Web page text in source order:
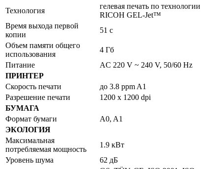
Технология
гелевая печать по технологии
RICOH GEL-Jet™
Время выхода первой
копии
51 с
Объем памяти общего
использования
4 Гб
Питание
AC 220 V ~ 240 V, 50/60 Hz
ПРИНТЕР
Скорость печати
до 3.8 ppm A1
Разрешение печати
1200 x 1200 dpi
БУМАГА
Формат бумаги
A0, A1
ЭКОЛОГИЯ
Максимальная
потребляемая мощность
1.9 кВт
Уровень шума
62 дБ